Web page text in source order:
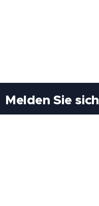
Melden Sie sich